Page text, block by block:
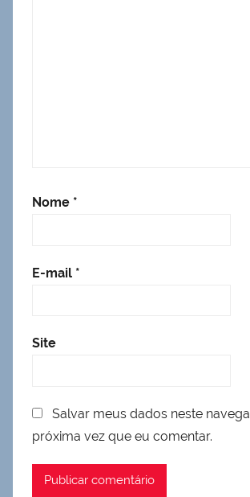
Nome *
E-mail *
Site
Salvar meus dados neste
próxima vez que eu comentar.